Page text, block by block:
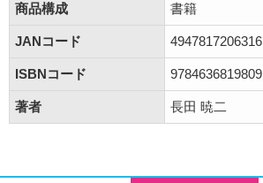
商品構成 書籍
JANコード 4947817206316
ISBNコード 9784636819809
著者 長田 暁二